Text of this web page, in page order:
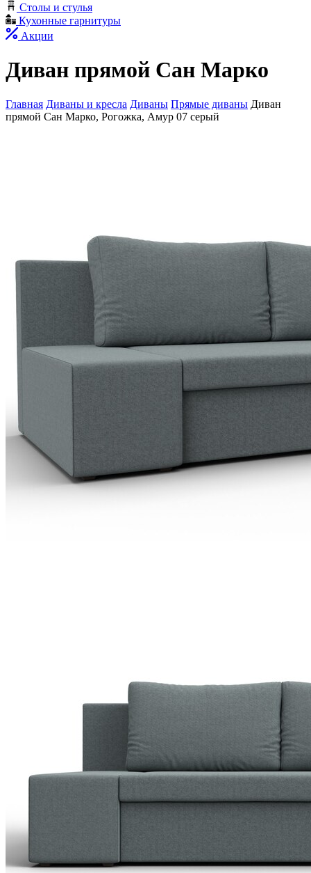
Столы и стулья
Кухонные гарнитуры
Акции
Диван прямой Сан Марко
Главная Диваны и кресла Диваны Прямые диваны Диван
прямой Сан Марко, Рогожка, Амур 07 серый